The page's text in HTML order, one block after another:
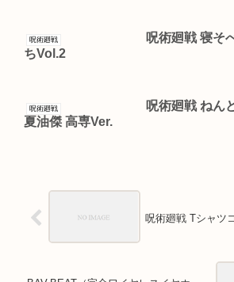
呪術廻戦
呪術廻戦 寝そ
ちVol.2
呪術廻戦
呪術廻戦 ねん
夏油傑 高専Ver.
呪術廻戦 Tシャツ